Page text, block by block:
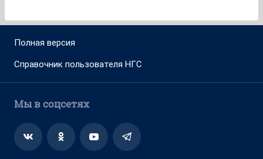
Полная версия
Справочник пользователя НГС
Мы в соцсетях